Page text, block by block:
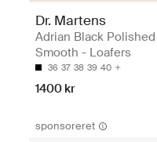
Dr. Martens
Adrian Black Polished
Smooth - Loafers
36 37 38 39 40
1400 kr
sponsoreret